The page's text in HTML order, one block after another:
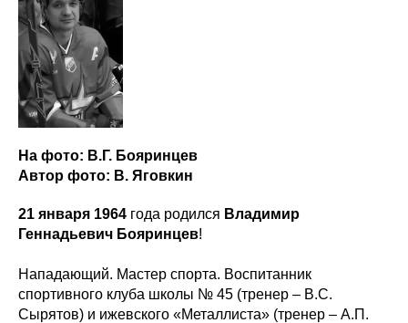
На фото: В.Г. Бояринцев
Автор фото: В. Яговкин
21 января 1964 года родился Владимир
Геннадьевич Бояринцев!
Нападающий. Мастер спорта. Воспитанник
спортивного клуба школы № 45 (тренер – В.С.
Сырятов) и ижевского «Металлиста» (тренер – А.П.